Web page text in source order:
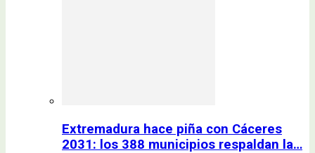
Extremadura hace piña con Cáceres
2031: los 388 municipios respaldan la…